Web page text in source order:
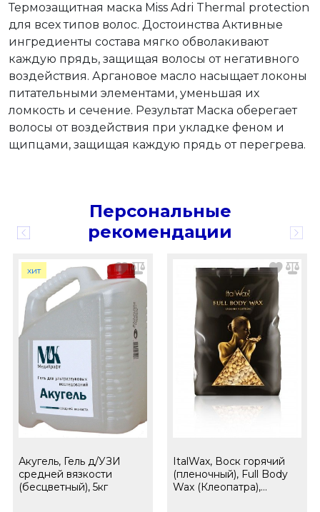
Термозащитная маска Miss Adri Thermal protection
для всех типов волос. Достоинства Активные
ингредиенты состава мягко обволакивают
каждую прядь, защищая волосы от негативного
воздействия. Аргановое масло насыщает локоны
питательными элементами, уменьшая их
ломкость и сечение. Результат Маска оберегает
волосы от воздействия при укладке феном и
щипцами, защищая каждую прядь от перегрева.
Персональные
рекомендации
хит
Акугель, Гель д/УЗИ
средней вязкости
(бесцветный), 5кг
ItalWax, Воск горячий
(пленочный), Full Body
Wax (Клеопатра),